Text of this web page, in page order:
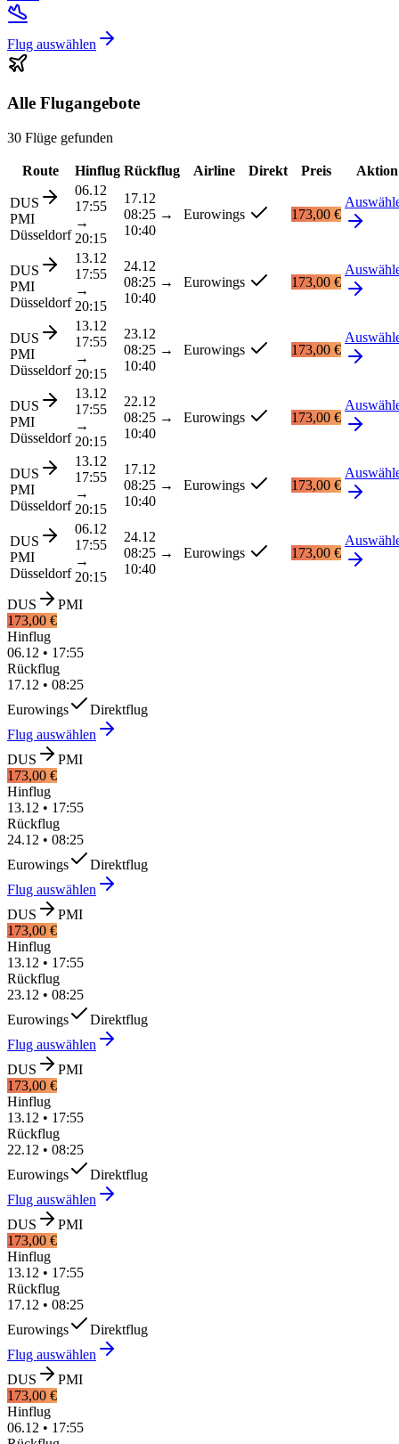
Flug auswählen
Alle Flugangebote
30 Flüge gefunden
Route Hinflug Rückflug Airline Direkt Preis Aktion
DUS
PMI
Düsseldorf
06.12
17:55
→
20:15
17.12
08:25 →
10:40
Eurowings 173,00 €
DUS
PMI
Düsseldorf
13.12
17:55
→
20:15
24.12
08:25 →
10:40
Eurowings 173,00 €
DUS
PMI
Düsseldorf
13.12
17:55
→
20:15
23.12
08:25 →
10:40
Eurowings 173,00 €
DUS
PMI
Düsseldorf
13.12
17:55
→
20:15
22.12
08:25 →
10:40
Eurowings 173,00 €
DUS
PMI
Düsseldorf
13.12
17:55
→
20:15
17.12
08:25 →
10:40
Eurowings 173,00 €
DUS
PMI
Düsseldorf
06.12
17:55
→
20:15
24.12
08:25 →
10:40
Eurowings 173,00 €
DUS
PMI
173,00 €
Hinflug
06.12 • 17:55
Rückflug
17.12 • 08:25
Eurowings
Direktflug
Flug auswählen
DUS
PMI
173,00 €
Hinflug
13.12 • 17:55
Rückflug
24.12 • 08:25
Eurowings
Direktflug
Flug auswählen
DUS
PMI
173,00 €
Hinflug
13.12 • 17:55
Rückflug
23.12 • 08:25
Eurowings
Direktflug
Flug auswählen
DUS
PMI
173,00 €
Hinflug
13.12 • 17:55
Rückflug
22.12 • 08:25
Eurowings
Direktflug
Flug auswählen
DUS
PMI
173,00 €
Hinflug
13.12 • 17:55
Rückflug
17.12 • 08:25
Eurowings
Direktflug
Flug auswählen
DUS
PMI
173,00 €
Hinflug
06.12 • 17:55